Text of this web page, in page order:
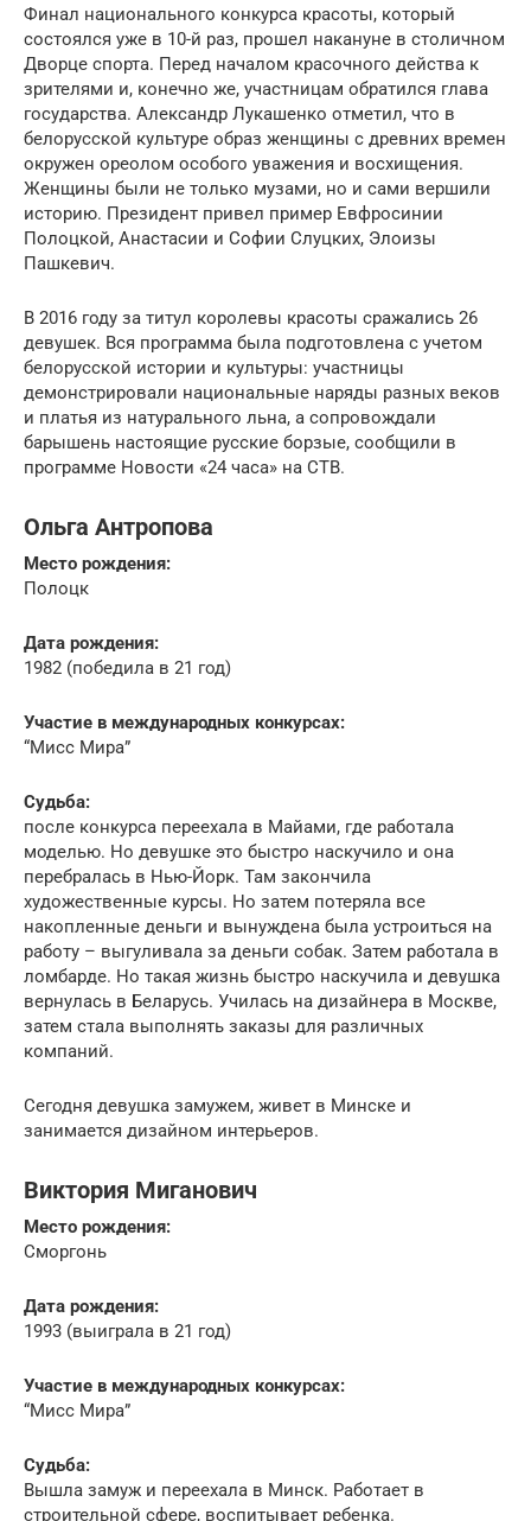
Финал национального конкурса красоты, который
состоялся уже в 10-й раз, прошел накануне в столичном
Дворце спорта. Перед началом красочного действа к
зрителями и, конечно же, участницам обратился глава
государства. Александр Лукашенко отметил, что в
белорусской культуре образ женщины с древних времен
окружен ореолом особого уважения и восхищения.
Женщины были не только музами, но и сами вершили
историю. Президент привел пример Евфросинии
Полоцкой, Анастасии и Софии Слуцких, Элоизы
Пашкевич.
В 2016 году за титул королевы красоты сражались 26
девушек. Вся программа была подготовлена с учетом
белорусской истории и культуры: участницы
демонстрировали национальные наряды разных веков
и платья из натурального льна, а сопровождали
барышень настоящие русские борзые, сообщили в
программе Новости «24 часа» на СТВ.
Ольга Антропова
Место рождения:
Полоцк
Дата рождения:
1982 (победила в 21 год)
Участие в международных конкурсах:
“Мисс Мира”
Судьба:
после конкурса переехала в Майами, где работала
моделью. Но девушке это быстро наскучило и она
перебралась в Нью-Йорк. Там закончила
художественные курсы. Но затем потеряла все
накопленные деньги и вынуждена была устроиться на
работу – выгуливала за деньги собак. Затем работала в
ломбарде. Но такая жизнь быстро наскучила и девушка
вернулась в Беларусь. Училась на дизайнера в Москве,
затем стала выполнять заказы для различных
компаний.
Сегодня девушка замужем, живет в Минске и
занимается дизайном интерьеров.
Виктория Миганович
Место рождения:
Сморгонь
Дата рождения:
1993 (выиграла в 21 год)
Участие в международных конкурсах:
“Мисс Мира”
Судьба:
Вышла замуж и переехала в Минск. Работает в
строительной сфере, воспитывает ребенка.